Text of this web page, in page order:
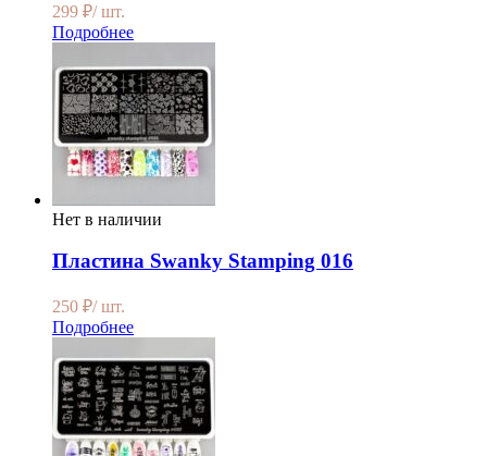
299 ₽/ шт.
Подробнее
Нет в наличии
Пластина Swanky Stamping 016
250 ₽/ шт.
Подробнее